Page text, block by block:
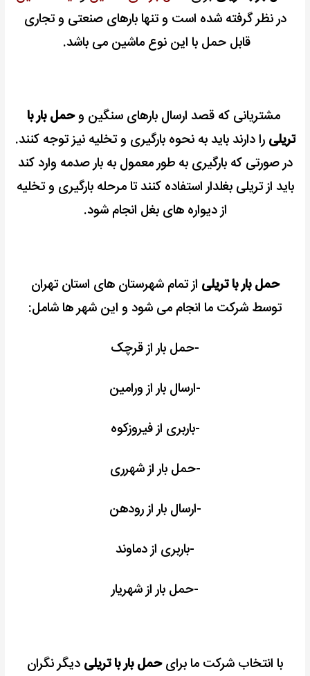
در نظر گرفته شده است و تنها بارهای صنعتی و تجاری
قابل حمل با این نوع ماشین می باشد.
مشتریانی که قصد ارسال بارهای سنگین وحمل بار با
تریلی را دارند باید به نحوه بارگیری و تخلیه نیز توجه کنند.
در صورتی که بارگیری به طور معمول به بار صدمه وارد کند
باید از تریلی بغلدار استفاده کنند تا مرحله بارگیری و تخلیه
از دیواره های بغل انجام شود.
حمل بار با تریلی از تمام شهرستان های استان تهران
توسط شرکت ما انجام می شود و این شهر ها شامل:
-حمل بار از قرچک
-ارسال بار از ورامین
-باربری از فیروزکوه
-حمل بار از شهرری
-ارسال بار از رودهن
-باربری از دماوند
-حمل بار از شهریار
با انتخاب شرکت ما برایحمل بار با تریلی دیگر نگران